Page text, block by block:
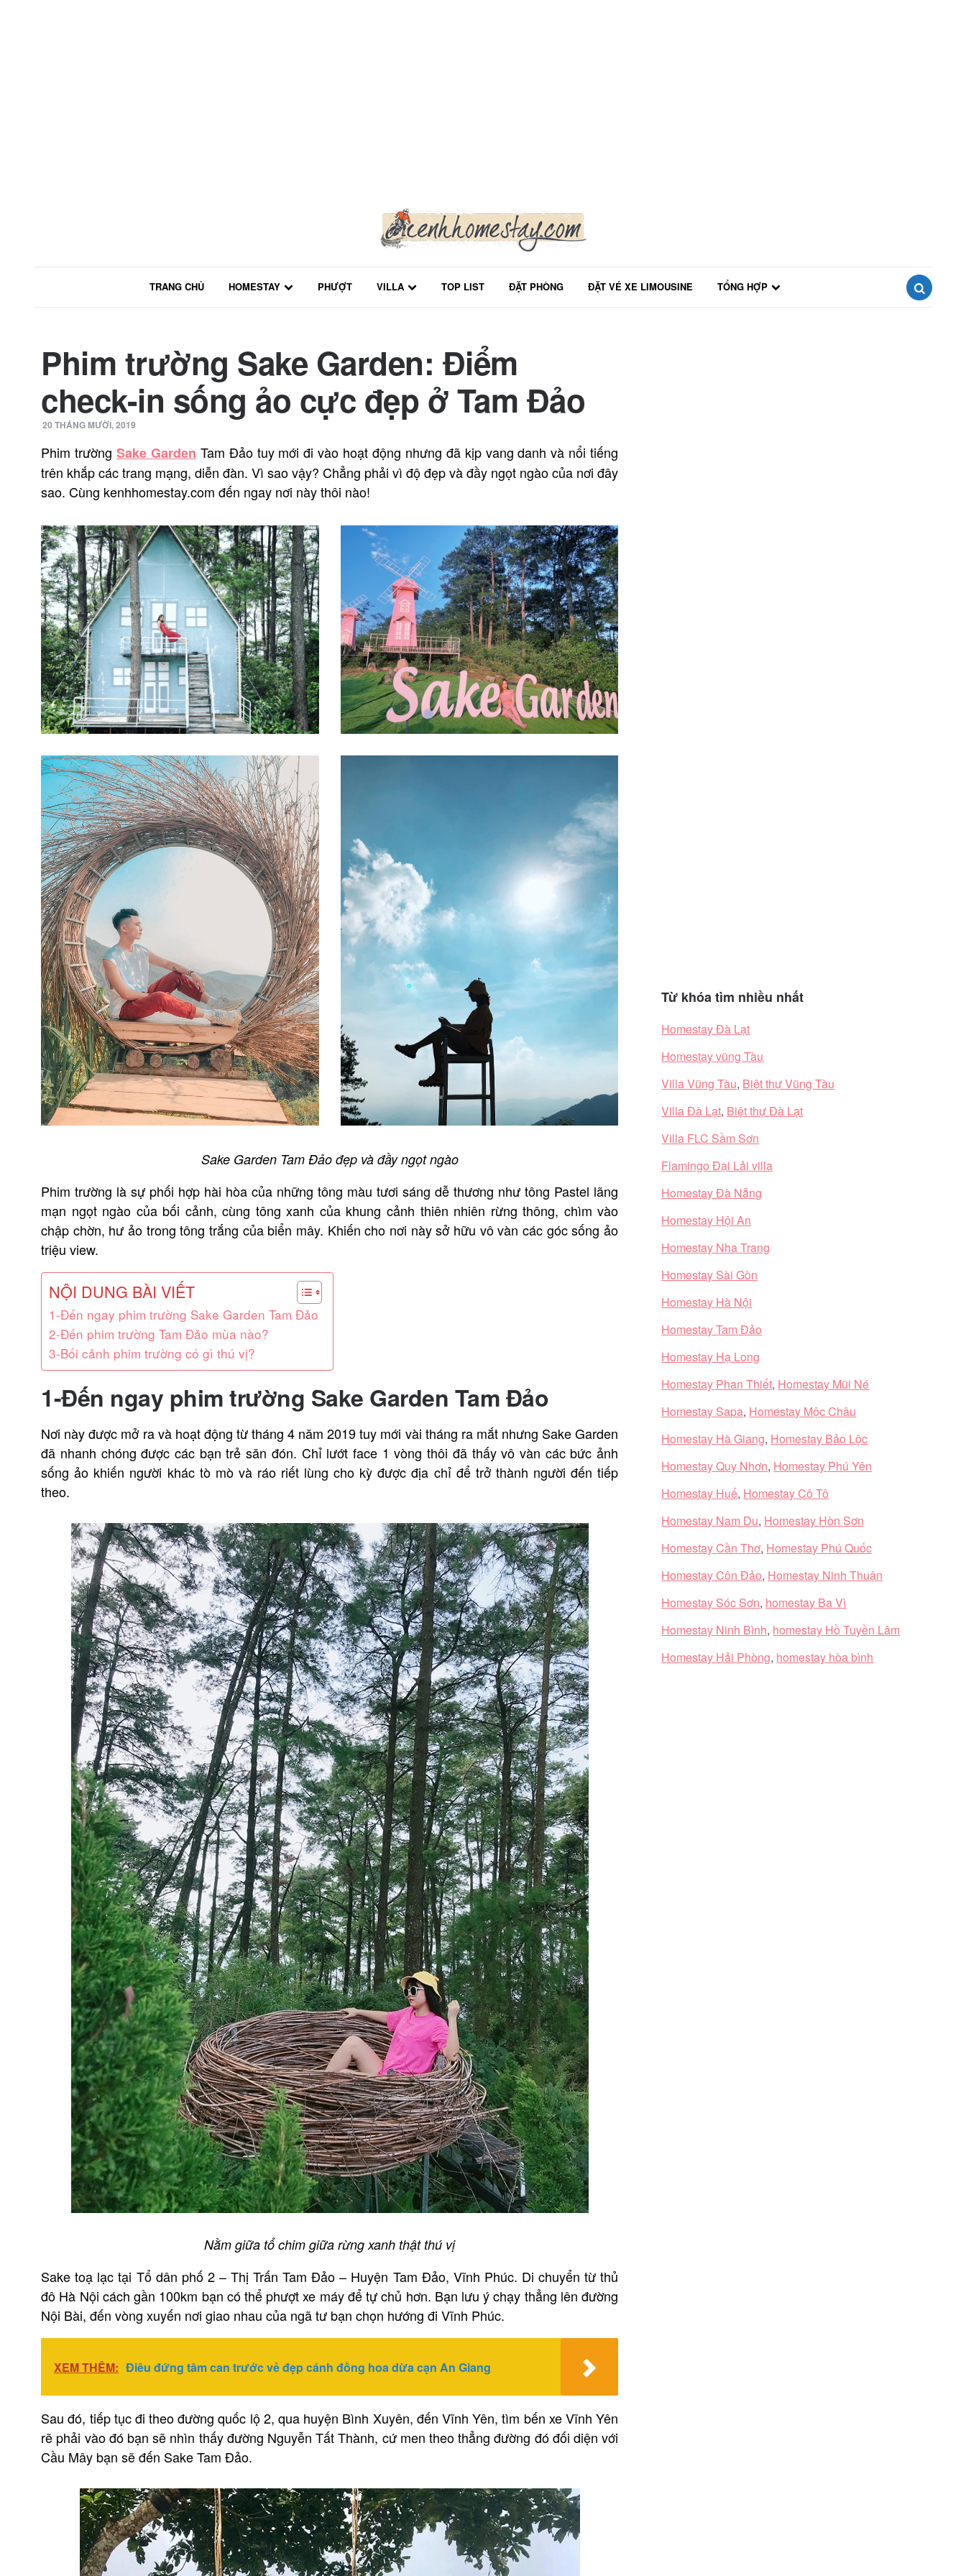
TRANG CHỦ HOMESTAY PHƯỢT VILLA TOP LIST ĐẶT PHÒNG ĐẶT VÉ XE LIMOUSINE
TỔNG HỢP
Phim trường Sake Garden: Điểm
check-in sống ảo cực đẹp ở Tam Đảo
20 THÁNG MƯỜI, 2019
Phim trường Sake Garden Tam Đảo tuy mới đi vào hoạt động nhưng đã kịp vang danh và nổi tiếng
trên khắp các trang mạng, diễn đàn. Vì sao vậy? Chẳng phải vì độ đẹp và đầy ngọt ngào của nơi đây
sao. Cùng kenhhomestay.com đến ngay nơi này thôi nào!
Sake Garden Tam Đảo đẹp và đầy ngọt ngào
Phim trường là sự phối hợp hài hòa của những tông màu tươi sáng dễ thương như tông Pastel lãng
mạn ngọt ngào của bối cảnh, cùng tông xanh của khung cảnh thiên nhiên rừng thông, chìm vào
chập chờn, hư ảo trong tông trắng của biển mây. Khiến cho nơi này sở hữu vô vàn các góc sống ảo
triệu view.
NỘI DUNG BÀI VIẾT
1-Đến ngay phim trường Sake Garden Tam Đảo
2-Đến phim trường Tam Đảo mùa nào?
3-Bối cảnh phim trường có gì thú vị?
1-Đến ngay phim trường Sake Garden Tam Đảo
Nơi này được mở ra và hoạt động từ tháng 4 năm 2019 tuy mới vài tháng ra mắt nhưng Sake Garden
đã nhanh chóng được các bạn trẻ săn đón. Chỉ lướt face 1 vòng thôi đã thấy vô vàn các bức ảnh
sống ảo khiến người khác tò mò và ráo riết lùng cho kỳ được địa chỉ để trở thành người đến tiếp
theo.
Nằm giữa tổ chim giữa rừng xanh thật thú vị
Sake toạ lạc tại Tổ dân phố 2 – Thị Trấn Tam Đảo – Huyện Tam Đảo, Vĩnh Phúc. Di chuyển từ thủ
đô Hà Nội cách gần 100km bạn có thể phượt xe máy để tự chủ hơn. Bạn lưu ý chạy thẳng lên đường
Nội Bài, đến vòng xuyến nơi giao nhau của ngã tư bạn chọn hướng đi Vĩnh Phúc.
XEM THÊM: Điêu đứng tâm can trước vẻ đẹp cánh đồng hoa dừa cạn An Giang
Sau đó, tiếp tục đi theo đường quốc lộ 2, qua huyện Bình Xuyên, đến Vĩnh Yên, tìm bến xe Vĩnh Yên
rẽ phải vào đó bạn sẽ nhìn thấy đường Nguyễn Tất Thành, cứ men theo thẳng đường đó đối diện với
Cầu Mây bạn sẽ đến Sake Tam Đảo.
Từ khóa tìm nhiều nhất
Homestay Đà Lạt
Homestay vũng Tàu
Villa Vũng Tàu, Biệt thự Vũng Tàu
Villa Đà Lạt, Biệt thự Đà Lạt
Villa FLC Sầm Sơn
Flamingo Đại Lải villa
Homestay Đà Nẵng
Homestay Hội An
Homestay Nha Trang
Homestay Sài Gòn
Homestay Hà Nội
Homestay Tam Đảo
Homestay Hạ Long
Homestay Phan Thiết, Homestay Mũi Né
Homestay Sapa, Homestay Mộc Châu
Homestay Hà Giang, Homestay Bảo Lộc
Homestay Quy Nhơn, Homestay Phú Yên
Homestay Huế, Homestay Cô Tô
Homestay Nam Du, Homestay Hòn Sơn
Homestay Cần Thơ, Homestay Phú Quốc
Homestay Côn Đảo, Homestay Ninh Thuận
Homestay Sóc Sơn, homestay Ba Vì
Homestay Ninh Bình, homestay Hồ Tuyền Lâm
Homestay Hải Phòng, homestay hòa bình